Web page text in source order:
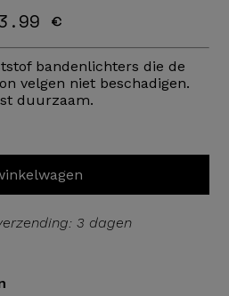
€
bandenlichters die de
velgen niet beschadigen.
duurzaam.
3 dagen